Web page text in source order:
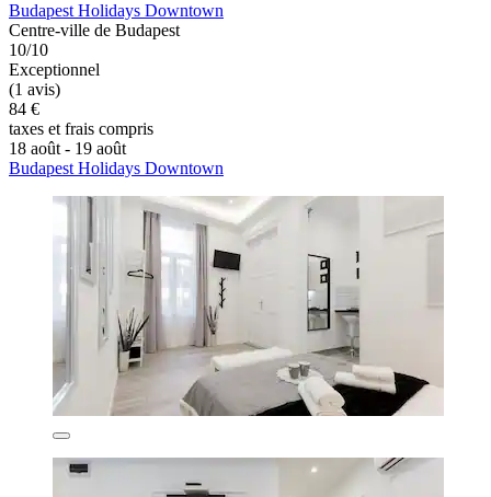
Budapest Holidays Downtown
Centre-ville de Budapest
10/10
Exceptionnel
(1 avis)
84 €
taxes et frais compris
18 août - 19 août
Budapest Holidays Downtown